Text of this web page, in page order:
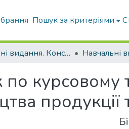
Пошук за критеріями
Навчальні видання. Конспекти лекцій Навчальні
по курсовому